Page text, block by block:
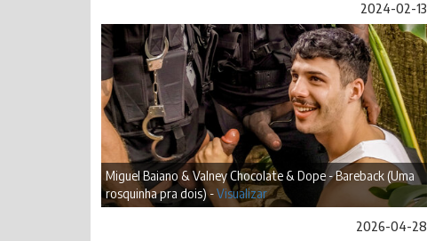
2024-02-13
Miguel Baiano & Valney Chocolate & Dope - Bareback (Uma
rosquinha pra dois) -Visualizar
2026-04-28